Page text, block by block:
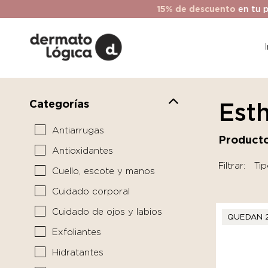
15% de descuentoen tu
Categorías
Antiarrugas
Antioxidantes
Cuello, escote y manos
Cuidado corporal
Cuidado de ojos y labios
Exfoliantes
Hidratantes
Filtrar:
QUEDAN